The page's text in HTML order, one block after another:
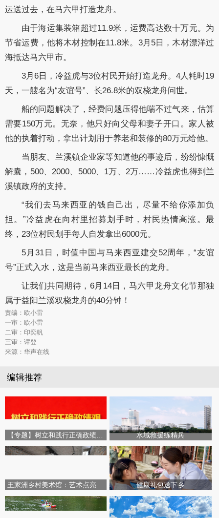
运送过去，在马六甲打造龙舟。
由于海运集装箱超过11.9米，运费高达数十万元。为
节省运费，他将木材控制在11.8米。3月5日，木材漂洋过
海抵达马六甲市。
3月6日，冷益虎与3位村民开始打造龙舟。4人耗时19
天，一艘名为“友谊号”、长26.8米的双桡龙舟问世。
船的问题解决了，经费问题压得他喘不过气来，估算
需要150万元。无奈，他只好向父母和妻子开口。家人被
他的执着打动，拿出计划用于养老和装修的80万元给他。
当朋友、兰溪镇企业家等知道他的事迹后，纷纷慷慨
解囊，500、2000、5000、1万、2万……冷益虎也得到兰
溪镇政府的支持。
“我们去马来西亚的钱自己出，尽量不给你添加负
担。”冷益虎在向村里招募划手时，村民热情高涨。最
终，23位村民划手每人自发拿出6000元。
5月31日，时值中国与马来西亚建交52周年，“友谊
号”正式入水，这是当前马来西亚最长的龙舟。
让我们共同期待，6月14日，马六甲龙舟文化节那独
属于益阳兰溪双桡龙舟的40分钟！
责编：欧小雷
一审：欧小雷
二审：印奕帆
三审：谭登
来源：华声在线
编辑推荐
水域救援练精兵
健康礼包送下乡